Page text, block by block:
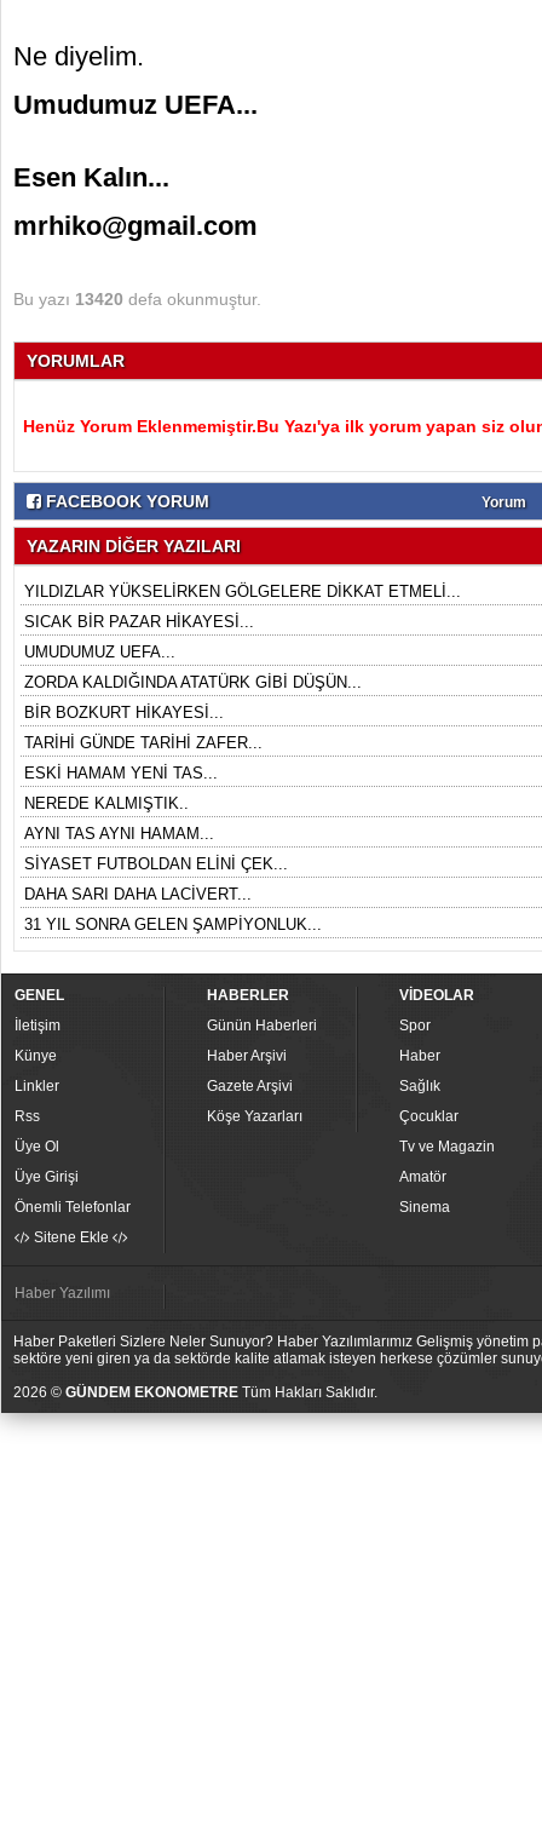
Ne diyelim.
Umudumuz UEFA...
Esen Kalın...
mrhiko@gmail.com
Bu yazı 13420 defa okunmuştur.
YORUMLAR
Henüz Yorum Eklenmemiştir.Bu Yazı'ya ilk yorum yapan siz
FACEBOOK YORUM Yorum
YAZARIN DİĞER YAZILARI
YILDIZLAR YÜKSELİRKEN GÖLGELERE DİKKAT ETMELİ...
SICAK BİR PAZAR HİKAYESİ...
UMUDUMUZ UEFA...
ZORDA KALDIĞINDA ATATÜRK GİBİ DÜŞÜN...
BİR BOZKURT HİKAYESİ...
TARİHİ GÜNDE TARİHİ ZAFER...
ESKİ HAMAM YENİ TAS...
NEREDE KALMIŞTIK..
AYNI TAS AYNI HAMAM...
SİYASET FUTBOLDAN ELİNİ ÇEK...
DAHA SARI DAHA LACİVERT...
31 YIL SONRA GELEN ŞAMPİYONLUK...
GENEL
İletişim
Künye
Linkler
Rss
Üye Ol
Üye Girişi
Önemli Telefonlar
Sitene Ekle
HABERLER
Günün Haberleri
Haber Arşivi
Gazete Arşivi
Köşe Yazarları
VİDEOLAR
Spor
Haber
Sağlık
Çocuklar
Tv ve Magazin
Amatör
Sinema
Haber Yazılımı
Haber Paketleri Sizlere Neler Sunuyor? Haber Yazılımlarımız Gelişmiş
sektöre yeni giren ya da sektörde kalite atlamak isteyen herkese çözümler
2026 © GÜNDEM EKONOMETRE Tüm Hakları Saklıdır.